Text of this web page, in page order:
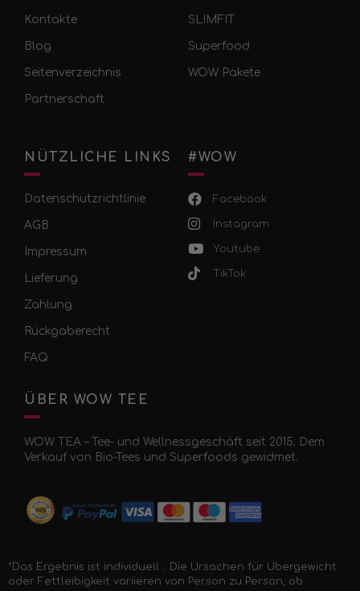
Kontakte
Blog
Seitenverzeichnis
Partnerschaft
SLIMFIT
Superfood
WOW Pakete
NÜTZLICHE LINKS
Datenschutzrichtlinie
AGB
Impressum
Lieferung
Zahlung
Rückgaberecht
FAQ
#WOW
Facebook
Instagram
Youtube
TikTok
ÜBER WOW TEE
WOW TEA – Tee- und Wellnessgeschäft seit 2015. Dem
Verkauf von Bio-Tees und Superfoods gewidmet.
*Das Ergebnis ist individuell .: Die Ursachen für Übergewicht
oder Fettleibigkeit variieren von Person zu Person, ob